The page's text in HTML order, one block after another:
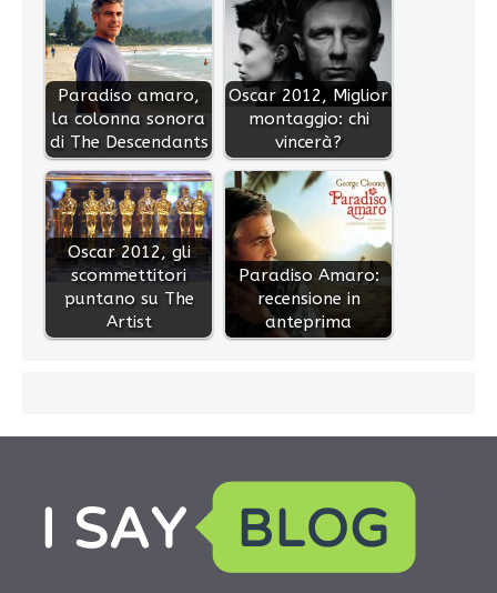
Paradiso amaro,
la colonna sonora
di The Descendants
Oscar 2012, Miglior
montaggio: chi
vincerà?
Oscar 2012, gli
scommettitori
puntano su The
Artist
Paradiso Amaro:
recensione in
anteprima